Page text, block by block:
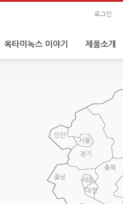
로그인
옥타미녹스 이야기 제품소개
서울
인천
경기
충북
세종
대전
충남